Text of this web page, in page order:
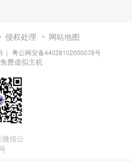
侵权处理 网站地图
｜ 粤公网安备44028102000078号
费虚拟主机
微信公